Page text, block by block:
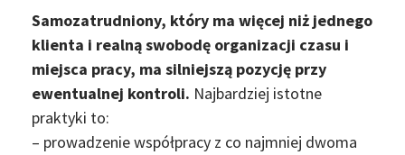
Samozatrudniony, który ma więcej niż jednego
klienta i realną swobodę organizacji czasu i
miejsca pracy, ma silniejszą pozycję przy
ewentualnej kontroli. Najbardziej istotne
praktyki to:
– prowadzenie współpracy z co najmniej dwoma